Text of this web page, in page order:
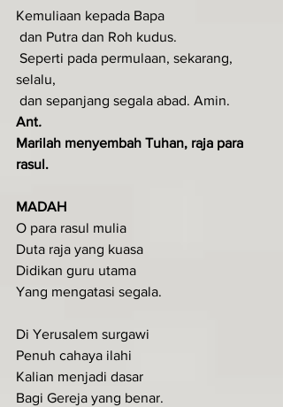
Kemuliaan kepada Bapa
dan Putra dan Roh kudus.
selalu,
dan sepanjang segala abad. Amin.
Ant.
Marilah menyembah Tuhan, raja para
rasul.
MADAH
O para rasul mulia
Duta raja yang kuasa
Didikan guru utama
Yang mengatasi segala.
Di Yerusalem surgawi
Penuh cahaya ilahi
Kalian menjadi dasar
Bagi Gereja yang benar.